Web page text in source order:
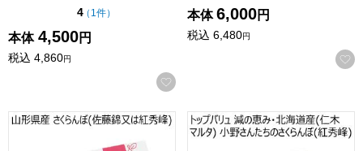
4点（5点満点中）
（ 1件の評価
）
本体 4,500円
税込 4,860円
お気に入りに登録する
本体 6,000円
税込 6,480円
山形県産 さくらんぼ(佐藤錦又は紅秀峰)(お届け期間：6/1〜
トップバリュ 減の恵み・北